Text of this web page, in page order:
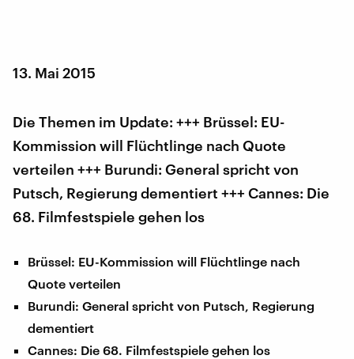
13. Mai 2015
Die Themen im Update: +++ Brüssel: EU-
Kommission will Flüchtlinge nach Quote
verteilen +++ Burundi: General spricht von
Putsch, Regierung dementiert +++ Cannes: Die
68. Filmfestspiele gehen los
Brüssel: EU-Kommission will Flüchtlinge nach
Quote verteilen
Burundi: General spricht von Putsch, Regierung
dementiert
Cannes: Die 68. Filmfestspiele gehen los